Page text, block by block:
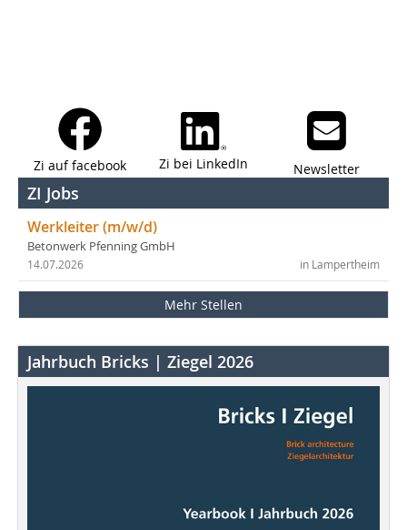
Zi auf facebook Zi bei LinkedIn Newsletter
ZI Jobs
Werkleiter (m/w/d)
Betonwerk Pfenning GmbH
in Lampertheim
14.07.2026
Mehr Stellen
Jahrbuch Bricks | Ziegel 2026